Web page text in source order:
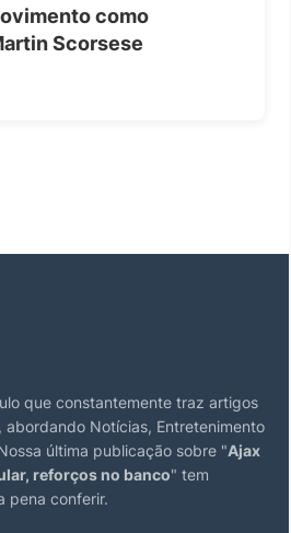
como
Scorsese
que constantemente traz artigos
abordando Notícias, Entretenimento
última publicação sobre "Ajax
reforços no banco" tem
pena conferir.